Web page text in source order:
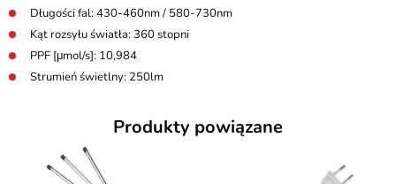
Długości fal: 430-460nm / 580-730nm
Kąt rozsyłu światła: 360 stopni
PPF [μmol/s]: 10,984
Strumień świetlny: 250lm
Produkty powiązane